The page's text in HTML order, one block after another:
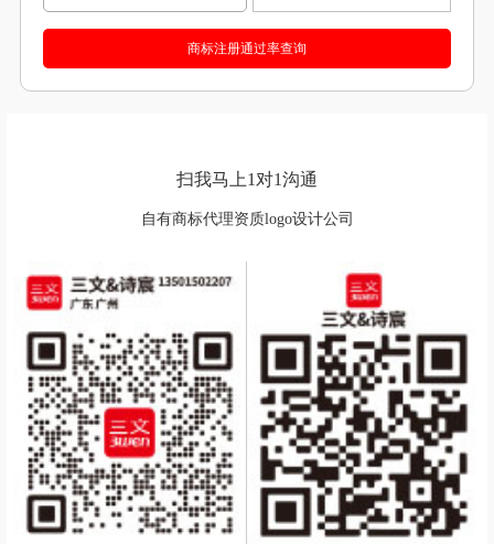
扫我马上1对1沟通
自有商标代理资质logo设计公司